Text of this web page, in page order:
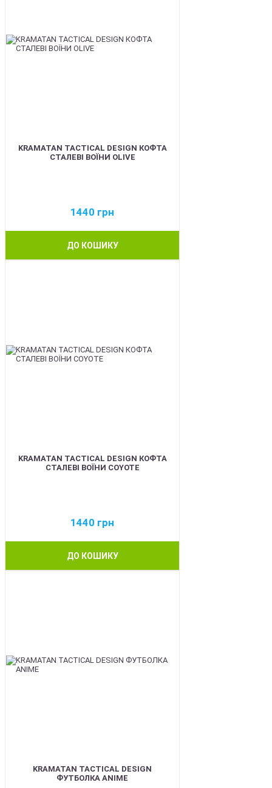
KRAMATAN TACTICAL DESIGN КОФТА
СТАЛЕВІ ВОЇНИ OLIVE
1440 грн
ДО КОШИКУ
KRAMATAN TACTICAL DESIGN КОФТА
СТАЛЕВІ ВОЇНИ COYOTE
1440 грн
ДО КОШИКУ
KRAMATAN TACTICAL DESIGN
ФУТБОЛКА ANIME